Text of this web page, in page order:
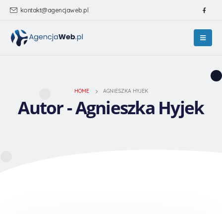
kontakt@agencjaweb.pl
HOME AGNIESZKA HYJEK
Autor - Agnieszka Hyjek